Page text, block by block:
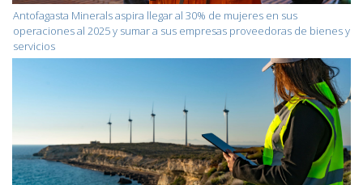
Antofagasta Minerals aspira llegar al 30% de mujeres en sus
operaciones al 2025 y sumar a sus empresas proveedoras de bienes y
servicios